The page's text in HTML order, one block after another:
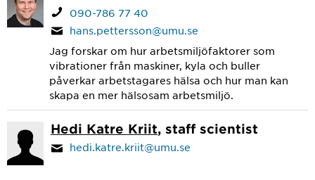
090-786 77 40
hans.pettersson@umu.se
Jag forskar om hur arbetsmiljöfaktorer som
vibrationer från maskiner, kyla och buller
påverkar arbetstagares hälsa och hur man kan
skapa en mer hälsosam arbetsmiljö.
Hedi Katre Kriit, staff scientist
hedi.katre.kriit@umu.se